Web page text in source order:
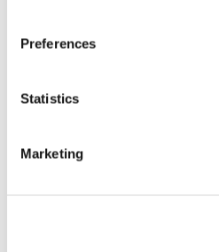
Preferences
Statistics
Marketing